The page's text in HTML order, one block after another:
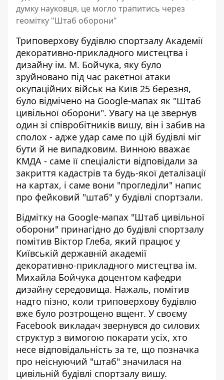
думку науковця, це могло трапитись через
геомітку "Штаб оборони"
Триповерхову будівлю спортзалу Академії
декоративно-прикладного мистецтва і
дизайну ім. М. Бойчука, яку було
зруйновано під час ракетної атаки
окупаційних військ на Київ 25 березня,
було відмічено на Google-мапах як "Штаб
цивільної оборони". Увагу на це звернув
один зі співробітників вишу, він і забив на
сполох - адже удар саме по цій будівлі міг
бути й не випадковим. Винною вважає
КМДА - саме її спеціалісти відповідали за
закриття кадастрів та будь-якої деталізації
на картах, і саме вони "прогледіли" напис
про фейковий "штаб" у будівлі спортзали.
Відмітку на Google-мапах "Штаб цивільної
оборони" принагідно до будівлі спортзалу
помітив Віктор Глеба, який працює у
Київській державній академії
декоративно-прикладного мистецтва ім.
Михайла Бойчука доцентом кафедри
дизайну середовища. Нажаль, помітив
надто пізно, коли триповерхову будівлю
вже було розтрощено вщент. У своєму
Facebook викладач звернувся до силових
структур з вимогою покарати усіх, хто
несе відповідальність за те, що позначка
про неіснуючий "штаб" значилася на
цивільній будівлі спортзалу вишу.